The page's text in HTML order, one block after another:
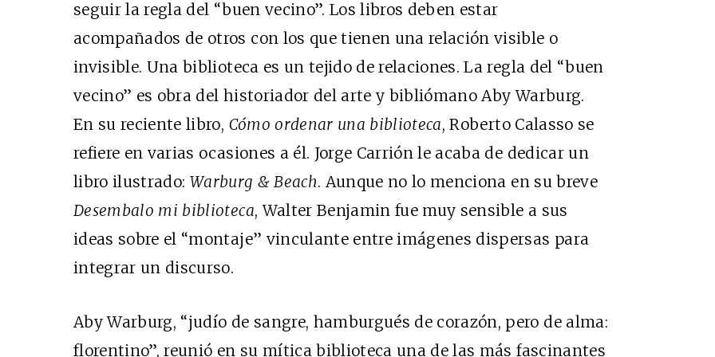
seguir la regla del “buen vecino”. Los libros deben estar
acompañados de otros con los que tienen una relación visible o
invisible. Una biblioteca es un tejido de relaciones. La regla del “buen
vecino” es obra del historiador del arte y bibliómano Aby Warburg.
En su reciente libro, Cómo ordenar una biblioteca, Roberto Calasso se
refiere en varias ocasiones a él. Jorge Carrión le acaba de dedicar un
libro ilustrado: Warburg & Beach. Aunque no lo menciona en su breve
Desembalo mi biblioteca, Walter Benjamin fue muy sensible a sus
ideas sobre el “montaje” vinculante entre imágenes dispersas para
integrar un discurso.
Aby Warburg, “judío de sangre, hamburgués de corazón, pero de alma:
florentino”, reunió en su mítica biblioteca una de las más fascinantes